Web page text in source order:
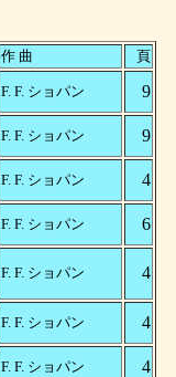
作 曲
頁
F. F. ショパン 9
F. F. ショパン 9
F. F. ショパン 4
F. F. ショパン 6
F. F. ショパン 4
F. F. ショパン 4
F. F. ショパン 4